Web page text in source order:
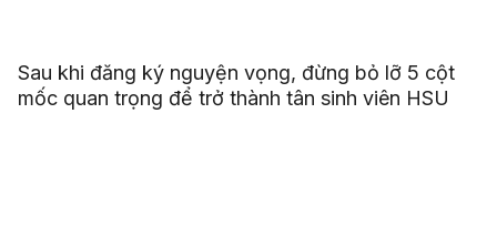
Sau khi đăng ký nguyện vọng, đừng bỏ lỡ 5 cột
mốc quan trọng để trở thành tân sinh viên HSU